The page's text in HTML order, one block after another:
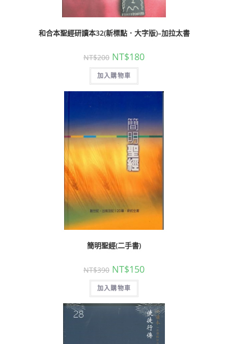
和合本聖經研讀本32(新標點．大字版)–加拉太書
NT$200 NT$180
加入購物車
簡明聖經(二手書)
NT$390 NT$150
加入購物車